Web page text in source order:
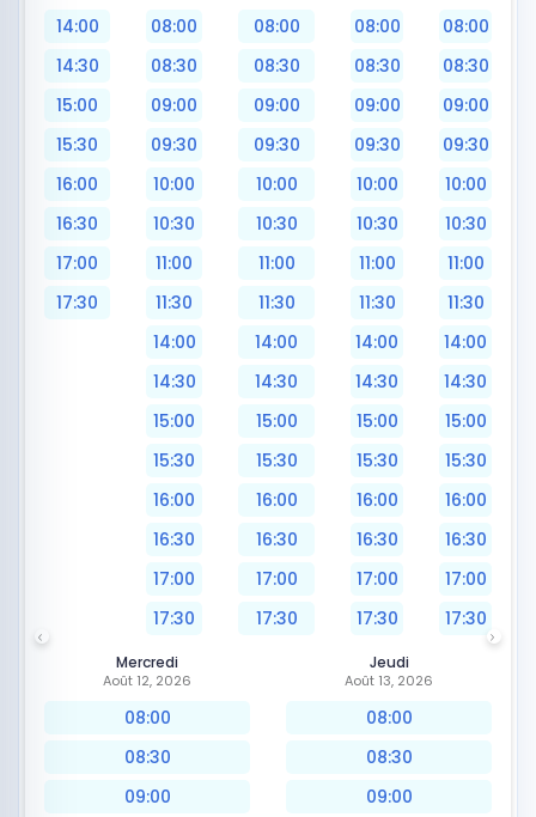
14:00
14:30
15:00
15:30
16:00
16:30
17:00
17:30
08:00
08:30
09:00
09:30
10:00
10:30
11:00
11:30
14:00
14:30
15:00
15:30
16:00
16:30
17:00
17:30
08:00
08:30
09:00
09:30
10:00
10:30
11:00
11:30
14:00
14:30
15:00
15:30
16:00
16:30
17:00
17:30
08:00
08:30
09:00
09:30
10:00
10:30
11:00
11:30
14:00
14:30
15:00
15:30
16:00
16:30
17:00
17:30
08:00
08:30
09:00
09:30
10:00
10:30
11:00
11:30
14:00
14:30
15:00
15:30
16:00
16:30
17:00
17:30
Mercredi
Août 12, 2026
08:00
08:30
09:00
Jeudi
Août 13, 2026
08:00
08:30
09:00